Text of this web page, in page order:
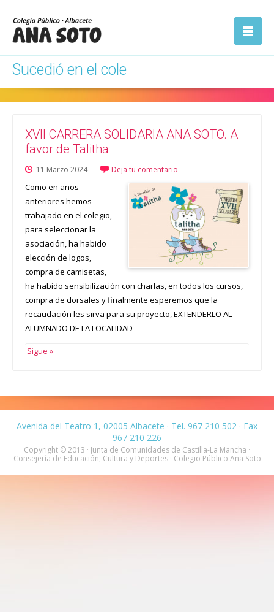
navegación
Sucedió en el cole
XVII CARRERA SOLIDARIA ANA SOTO. A
favor de Talitha
11 Marzo 2024 Deja tu comentario
Como en años
anteriores hemos
trabajado en el colegio,
para seleccionar la
asociación, ha habido
elección de logos,
compra de camisetas,
ha habido sensibilización con charlas, en todos los cursos,
compra de dorsales y finalmente esperemos que la
recaudación les sirva para su proyecto, EXTENDERLO AL
ALUMNADO DE LA LOCALIDAD
Sigue »
Avenida del Teatro 1, 02005 Albacete · Tel. 967 210 502 · Fax
967 210 226
Copyright © 2013 · Junta de Comunidades de Castilla-La Mancha ·
Consejería de Educación, Cultura y Deportes · Colegio Público Ana Soto